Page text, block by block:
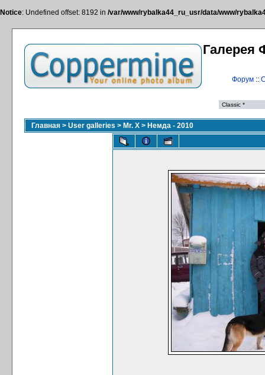
Notice: Undefined offset: 8192 in /var/www/rybalka44_ru_usr/data/www/
Галерея
Форум::
Главная > User galleries > Mr. X > Немда - 2010